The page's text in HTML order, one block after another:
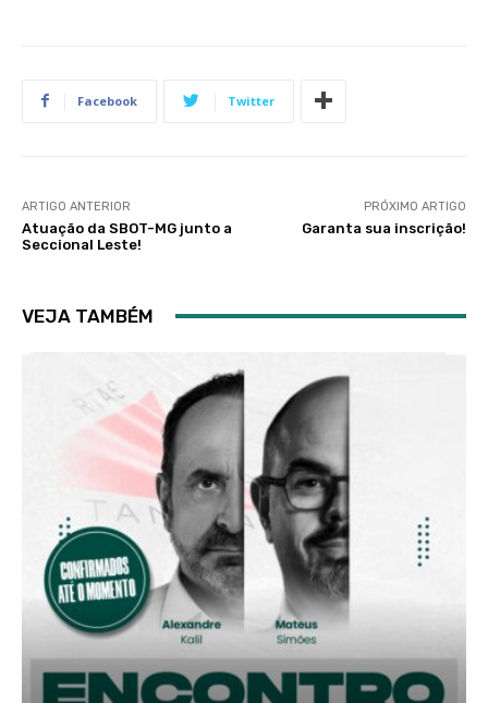
Facebook Twitter
ARTIGO ANTERIOR
Atuação da SBOT-MG junto a
Seccional Leste!
PRÓXIMO ARTIGO
Garanta sua inscrição!
VEJA TAMBÉM